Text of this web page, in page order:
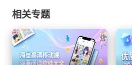
相关专题